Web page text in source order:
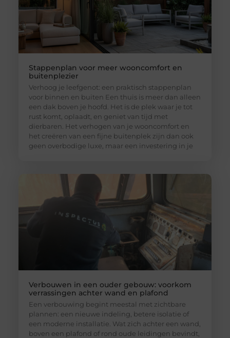
Stappenplan voor meer wooncomfort en
buitenplezier
Verhoog je leefgenot: een praktisch stappenplan
voor binnen en buiten Een thuis is meer dan alleen
een dak boven je hoofd. Het is de plek waar je tot
rust komt, oplaadt, en geniet van tijd met
dierbaren. Het verhogen van je wooncomfort en
het creëren van een fijne buitenplek zijn dan ook
geen overbodige luxe, maar een investering in je
Verbouwen in een ouder gebouw: voorkom
verrassingen achter wand en plafond
Een verbouwing begint meestal met zichtbare
plannen: een nieuwe indeling, betere isolatie of
een moderne installatie. Wat zich achter een wand,
boven een plafond of rond oude leidingen bevindt,